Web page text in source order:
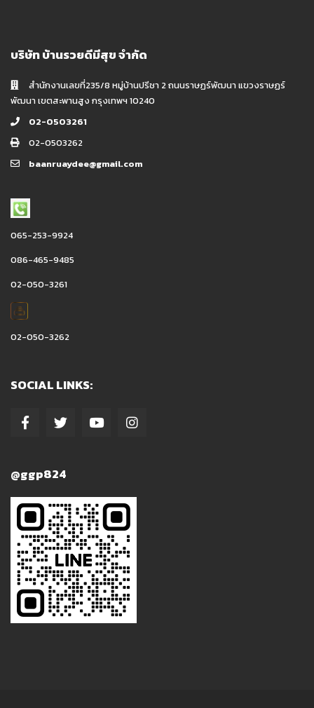
บริษัท บ้านรวยดีมีสุข จำกัด
สำนักงานเลขที่235/8 หมู่บ้านปรีชา 2 ถนนราษฏร์พัฒนา แขวงราษฏร์
พัฒนา เขตสะพานสูง กรุงเทพฯ 10240
02-0503261
02-0503262
baanruaydee@gmail.com
065-253-9924
086-465-9485
02-050-3261
02-050-3262
SOCIAL LINKS:
@ggp824